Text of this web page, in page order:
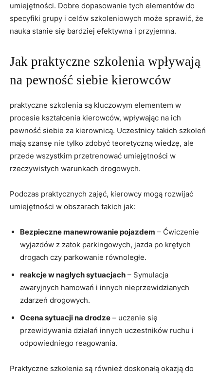
umiejętności. Dobre dopasowanie tych elementów do
specyfiki grupy i celów szkoleniowych może sprawić, że
nauka stanie się bardziej efektywna i przyjemna.
Jak praktyczne szkolenia wpływają
na pewność siebie kierowców
praktyczne szkolenia są kluczowym elementem w
procesie kształcenia kierowców, wpływając na ich
pewność siebie za kierownicą. Uczestnicy takich szkoleń
mają szansę nie tylko zdobyć teoretyczną wiedzę, ale
przede wszystkim przetrenować umiejętności w
rzeczywistych warunkach drogowych.
Podczas praktycznych zajęć, kierowcy mogą rozwijać
umiejętności w obszarach takich jak:
Bezpieczne manewrowanie pojazdem – Ćwiczenie
wyjazdów z zatok parkingowych, jazda po krętych
drogach czy parkowanie równoległe.
reakcje w nagłych sytuacjach – Symulacja
awaryjnych hamowań i innych nieprzewidzianych
zdarzeń drogowych.
Ocena sytuacji na drodze – uczenie się
przewidywania działań innych uczestników ruchu i
odpowiedniego reagowania.
Praktyczne szkolenia są również doskonałą okazją do